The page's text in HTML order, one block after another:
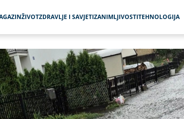
ŽIVOTZDRAVLJE I SAVJETIZANIMLJIVOSTITEHNOLOGIJA